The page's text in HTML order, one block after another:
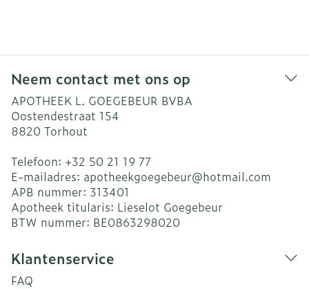
Neem contact met ons op
APOTHEEK L. GOEGEBEUR BVBA
Oostendestraat 154
8820 Torhout
Telefoon: +32 50 21 19 77
E-mailadres: apotheekgoegebeur@hotmail.com
APB nummer: 313401
Apotheek titularis: Lieselot Goegebeur
BTW nummer: BE0863298020
Klantenservice
FAQ